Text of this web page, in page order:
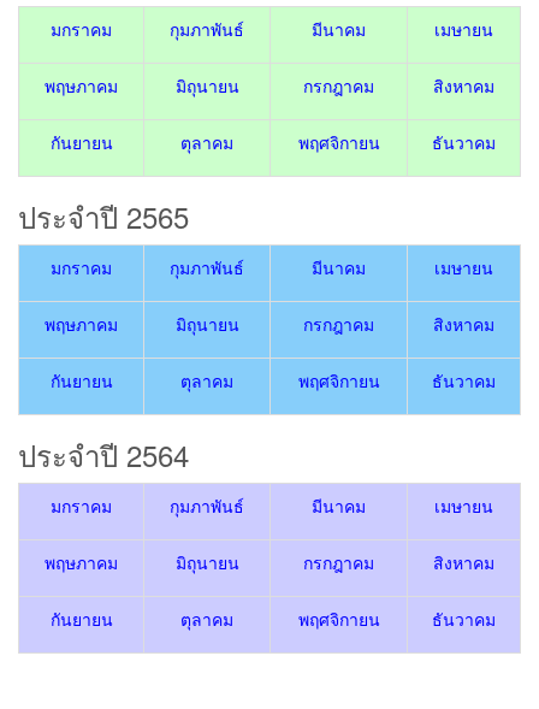
มกราคม กุมภาพันธ์ มีนาคม เมษายน
พฤษภาคม มิถุนายน กรกฎาคม สิงหาคม
กันยายน ตุลาคม พฤศจิกายน ธันวาคม
ประจำปี 2565
มกราคม กุมภาพันธ์ มีนาคม เมษายน
พฤษภาคม มิถุนายน กรกฎาคม สิงหาคม
กันยายน ตุลาคม พฤศจิกายน ธันวาคม
ประจำปี 2564
มกราคม กุมภาพันธ์ มีนาคม เมษายน
พฤษภาคม มิถุนายน กรกฎาคม สิงหาคม
กันยายน ตุลาคม พฤศจิกายน ธันวาคม